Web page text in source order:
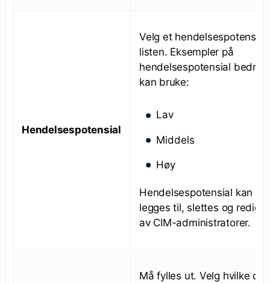
Hendelsespotensial
Velg et hendelsespotensial
listen. Eksempler på
hendelsespotensial
kan bruke:
Lav
Middels
Høy
Hendelsespotensial kan
legges til, slettes og
av CIM-administratorer.
Må fylles ut. Velg hvilke